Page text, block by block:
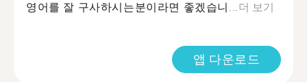
영어를 잘 구사하시는분이라면 좋겠습니...더 보기
앱 다운로드